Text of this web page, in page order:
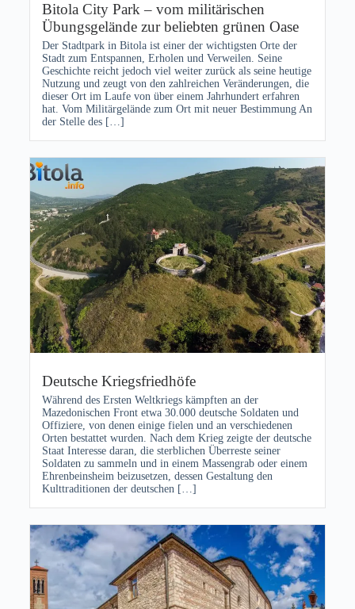
Bitola City Park – vom militärischen
Übungsgelände zur beliebten grünen Oase
Der Stadtpark in Bitola ist einer der wichtigsten Orte der
Stadt zum Entspannen, Erholen und Verweilen. Seine
Geschichte reicht jedoch viel weiter zurück als seine heutige
Nutzung und zeugt von den zahlreichen Veränderungen, die
dieser Ort im Laufe von über einem Jahrhundert erfahren
hat. Vom Militärgelände zum Ort mit neuer Bestimmung An
der Stelle des […]
Deutsche Kriegsfriedhöfe
Während des Ersten Weltkriegs kämpften an der
Mazedonischen Front etwa 30.000 deutsche Soldaten und
Offiziere, von denen einige fielen und an verschiedenen
Orten bestattet wurden. Nach dem Krieg zeigte der deutsche
Staat Interesse daran, die sterblichen Überreste seiner
Soldaten zu sammeln und in einem Massengrab oder einem
Ehrenbeinsheim beizusetzen, dessen Gestaltung den
Kulttraditionen der deutschen […]